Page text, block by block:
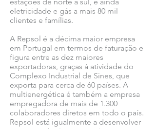
eletricidade e gás a mais 80 mil
clientes e famílias.
A Repsol é a décima maior empresa
em Portugal em termos de faturação e
figura entre as dez maiores
exportadoras, graças à atividade do
Complexo Industrial de Sines, que
exporta para cerca de 60 países. A
multienergética é também a empresa
empregadora de mais de 1.300
colaboradores diretos em todo o país.
Repsol está igualmente a desenvolver